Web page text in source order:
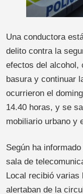
Una conductora
delito contra la
efectos del alcohol,
basura y continuar
ocurrieron el
14.40 horas, y se
mobiliario urbano y
Según ha
sala de
Local recibió varias
alertaban de la